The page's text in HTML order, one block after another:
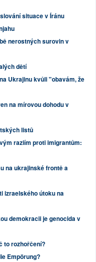
situace v Íránu
nerostných surovin v
dětí
Ukrajinu kvůli "obavám, že
na mírovou dohodu v
listů
raziím proti imigrantům:
na ukrajinské frontě a
izraelského útoku na
demokracii je genocida v
to rozhořčení?
Empörung?